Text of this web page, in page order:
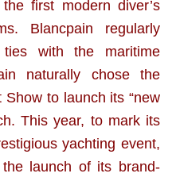
first modern diver’s
Blancpain regularly
with the maritime
naturally chose the
to launch its “new
This year, to mark its
yachting event,
launch of its brand-